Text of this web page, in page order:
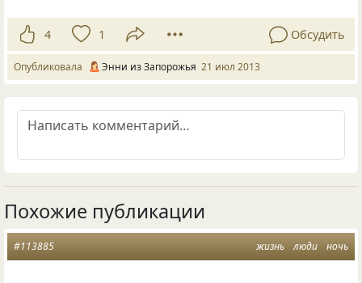
4 1 Обсудить
Опубликовала Энни из Запорожья 21 июл 2013
Похожие публикации
жизнь люди ночь
#113885